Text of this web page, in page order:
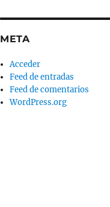
META
Acceder
Feed de entradas
Feed de comentarios
WordPress.org